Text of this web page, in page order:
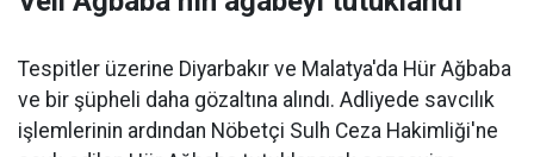
Tespitler üzerine Diyarbakır ve Malatya'da Hür Ağbaba
ve bir şüpheli daha gözaltına alındı. Adliyede savcılık
işlemlerinin ardından Nöbetçi Sulh Ceza Hakimliği'ne